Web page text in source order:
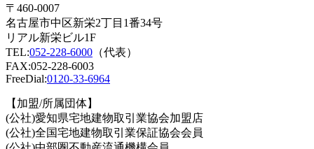
〒460-0007
名古屋市中区新栄2丁目1番34号
リアル新栄ビル1F
TEL:052-228-6000 （代表）
FAX:052-228-6003
FreeDial:0120-33-6964
【加盟/所属団体】
(公社)愛知県宅地建物取引業協会加盟店
(公社)全国宅地建物取引業保証協会会員